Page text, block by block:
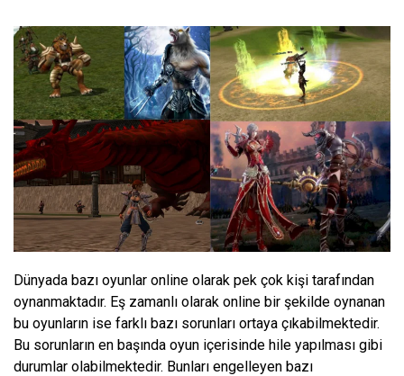
Dünyada bazı oyunlar online olarak pek çok kişi tarafından
oynanmaktadır. Eş zamanlı olarak online bir şekilde oynanan
bu oyunların ise farklı bazı sorunları ortaya çıkabilmektedir.
Bu sorunların en başında oyun içerisinde hile yapılması gibi
durumlar olabilmektedir. Bunları engelleyen bazı